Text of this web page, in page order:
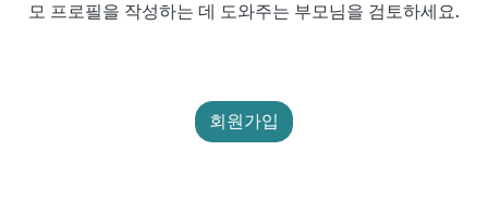
모 프로필을 작성하는 데 도와주는 부모님을 검토하세요.
회원가입